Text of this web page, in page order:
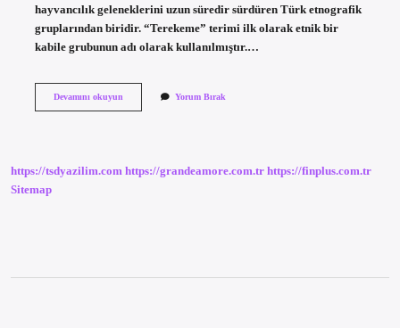
hayvancılık geleneklerini uzun süredir sürdüren Türk etnografik
gruplarından biridir. “Terekeme” terimi ilk olarak etnik bir
kabile grubunun adı olarak kullanılmıştır.…
Devamını okuyunTerekemeler
Yorum Bırak
https://tsdyazilim.com https://grandeamore.com.tr https://finplus.com.tr
Sitemap